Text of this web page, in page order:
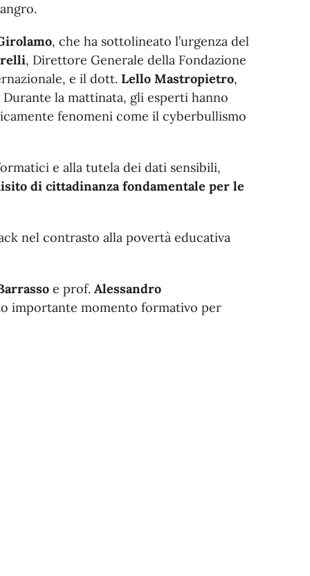
, che ha sottolineato l’urgenza del
, Direttore Generale della Fondazione
e il dott. Lello Mastropietro,
la mattinata, gli esperti hanno
fenomeni come il cyberbullismo
e alla tutela dei dati sensibili,
di cittadinanza fondamentale per le
nel contrasto alla povertà educativa
e prof. Alessandro
importante momento formativo per